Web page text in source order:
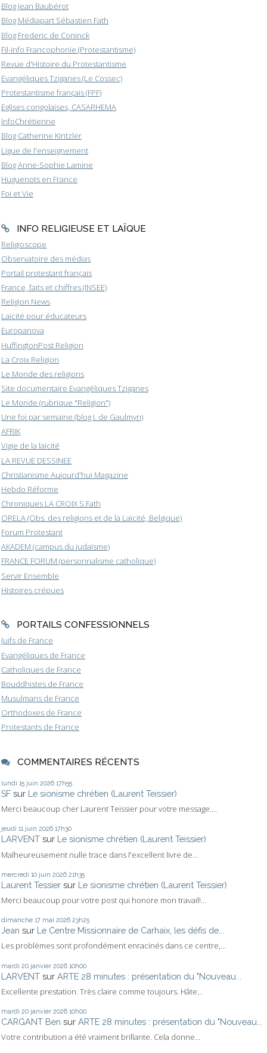
Blog Jean Baubérot
Blog Médiapart Sébastien Fath
Blog Frederic de Coninck
Fil-info Francophonie (Protestantisme)
Revue d'Histoire du Protestantisme
Evangéliques Tziganes (Le Cossec)
Protestantisme français (FPF)
Eglises congolaises, CASARHEMA
InfoChrétienne
Blog Catherine Kintzler
Ligue de l'enseignement
Blog Anne-Sophie Lamine
Huguenots en France
Foi et Vie
INFO RELIGIEUSE ET LAÏQUE
Religioscope
Observatoire des médias
Portail protestant français
France, faits et chiffres (INSEE)
Religion News
Laïcité pour éducateurs
Europanova
HuffingtonPost Religion
La Croix Religion
Le Monde des religions
Site documentaire Evangéliques Tziganes
Le Monde (rubrique "Religion")
Une foi par semaine (blog I. de Gaulmyn)
AFRIK
Vigie de la laïcité
LA REVUE DESSINEE
Christianisme Aujourd'hui Magazine
Hebdo Réforme
Chroniques LA CROIX S.Fath
ORELA (Obs. des religions et de la Laïcité, Belgique)
Forum Protestant
AKADEM (campus du judaïsme)
FRANCE FORUM (personnalisme catholique)
Servir Ensemble
Histoires crépues
PORTAILS CONFESSIONNELS
Juifs de France
Evangéliques de France
Catholiques de France
Bouddhistes de France
Musulmans de France
Orthodoxes de France
Protestants de France
COMMENTAIRES RÉCENTS
lundi 15 juin 2026 17h55
SF sur Le sionisme chrétien (Laurent Teissier)
Merci beaucoup cher Laurent Teissier pour votre message....
jeudi 11 juin 2026 17h30
LARVENT sur Le sionisme chrétien (Laurent Teissier)
Malheureusement nulle trace dans l'excellent livre de...
mercredi 10 juin 2026 21h35
Laurent Tessier sur Le sionisme chrétien (Laurent Teissier)
Merci beaucoup pour votre post qui honore mon travail!...
dimanche 17 mai 2026 23h25
Jean sur Le Centre Missionnaire de Carhaix, les défis de...
Les problèmes sont profondément enracinés dans ce centre,...
mardi 20 janvier 2026 10h00
LARVENT sur ARTE 28 minutes : présentation du "Nouveau...
Excellente prestation. Très claire comme toujours. Hâte...
mardi 20 janvier 2026 10h00
CARGANT Ben sur ARTE 28 minutes : présentation du "Nouveau...
Votre contribution a été vraiment brillante. Cela donne...